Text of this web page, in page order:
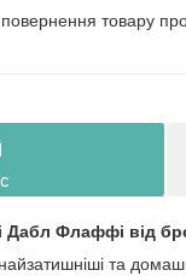
повернення товару
Дабл Флаффі від
та